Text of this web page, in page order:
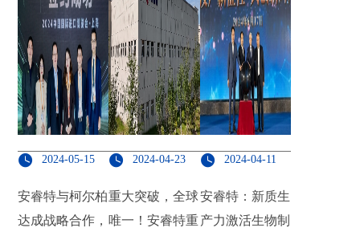
2024-05-15
安睿特与柯尔柏
达成战略合作，
2024-04-23
重大突破，全球
唯一！安睿特重
2024-04-11
安睿特：新质生
产力激活生物制